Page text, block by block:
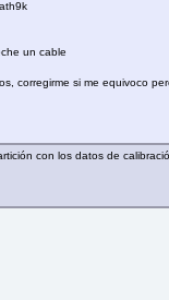
un cable
corregirme si me equivoco
con los datos de